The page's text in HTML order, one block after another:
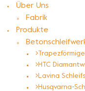
Über Uns
Fabrik
Produkte
HTC
Lavina
Husqvarna-